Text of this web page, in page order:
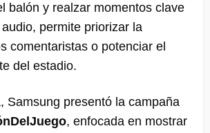
balón y realzar momentos clave
permite priorizar la
comentaristas o potenciar el
del estadio.
Samsung presentó la campaña
, enfocada en mostrar